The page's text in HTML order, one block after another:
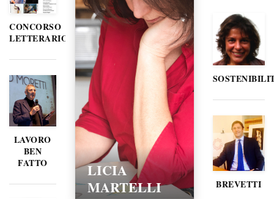
CONCORSO
LETTERARIO
LAVORO
BEN
FATTO
LICIA
MARTELLI
BREVETTI